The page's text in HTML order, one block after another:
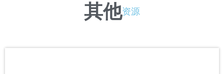
其他资源